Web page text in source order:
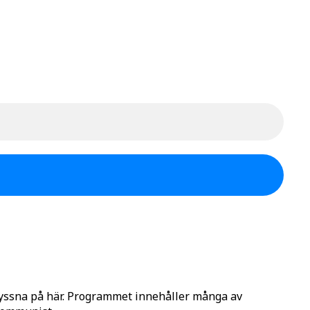
på här. Programmet innehåller många av